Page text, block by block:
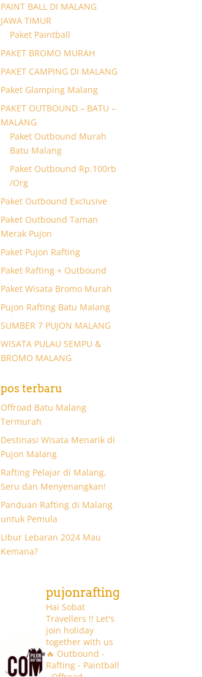
PAINT BALL DI MALANG
JAWA TIMUR
Paket Paintball
PAKET BROMO MURAH
PAKET CAMPING DI MALANG
Paket Glamping Malang
PAKET OUTBOUND – BATU –
MALANG
Paket Outbound Murah
Batu Malang
Paket Outbound Rp.100rb
/Org
Paket Outbound Exclusive
Paket Outbound Taman
Merak Pujon
Paket Pujon Rafting
Paket Rafting + Outbound
Paket Wisata Bromo Murah
Pujon Rafting Batu Malang
SUMBER 7 PUJON MALANG
WISATA PULAU SEMPU &
BROMO MALANG
pos terbaru
Offroad Batu Malang
Termurah
Destinasi Wisata Menarik di
Pujon Malang
Rafting Pelajar di Malang,
Seru dan Menyenangkan!
Panduan Rafting di Malang
untuk Pemula
Libur Lebaran 2024 Mau
Kemana?
pujonrafting
Hai Sobat
Travellers !! Let's
join holiday
together with us
🔥 Outbound -
Rafting - Paintball